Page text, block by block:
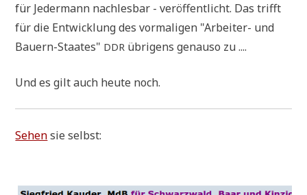
für Jeder­mann nach­les­bar - ver­öf­fent­licht. Das trifft
für die Ent­wick­lung des vor­ma­li­gen "Arbei­ter- und
Bau­ern-Staa­tes" DDR übri­gens genau­so zu ....
Und es gilt auch heu­te noch.
Sehensie selbst: